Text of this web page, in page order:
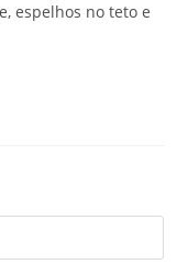
espelhos no teto e